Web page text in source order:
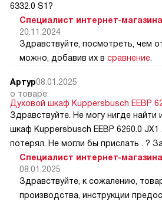
6332.0 S1?
Специалист интернет-магазина
20.11.2024
Здравствуйте, посмотреть, чем
можно, добавив их в сравнение
Артур08.01.2025
о товаре:
Духовой шкаф Kuppersbusch EEBP
Здравствуйте. Не могу нигде найти
шкаф Kuppersbusch EEBP 6260.0
потерял. Не могли бы прислать . ?
Специалист интернет-магазина
08.01.2025
Здравствуйте, к сожалению,
производства, инструкции